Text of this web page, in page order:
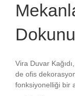
Vira Duvar
de ofis
fonksiyonelliği bir